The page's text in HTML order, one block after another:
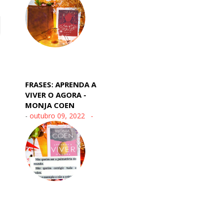
FRASES: APRENDA A
VIVER O AGORA -
MONJA COEN
- outubro 09, 2022